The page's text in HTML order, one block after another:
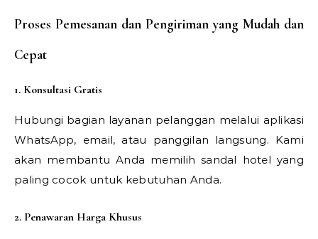
Proses Pemesanan dan Pengiriman yang Mudah dan
Cepat
1. Konsultasi Gratis
Hubungi bagian layanan pelanggan melalui aplikasi
WhatsApp, email, atau panggilan langsung. Kami
akan membantu Anda memilih sandal hotel yang
paling cocok untuk kebutuhan Anda.
2. Penawaran Harga Khusus